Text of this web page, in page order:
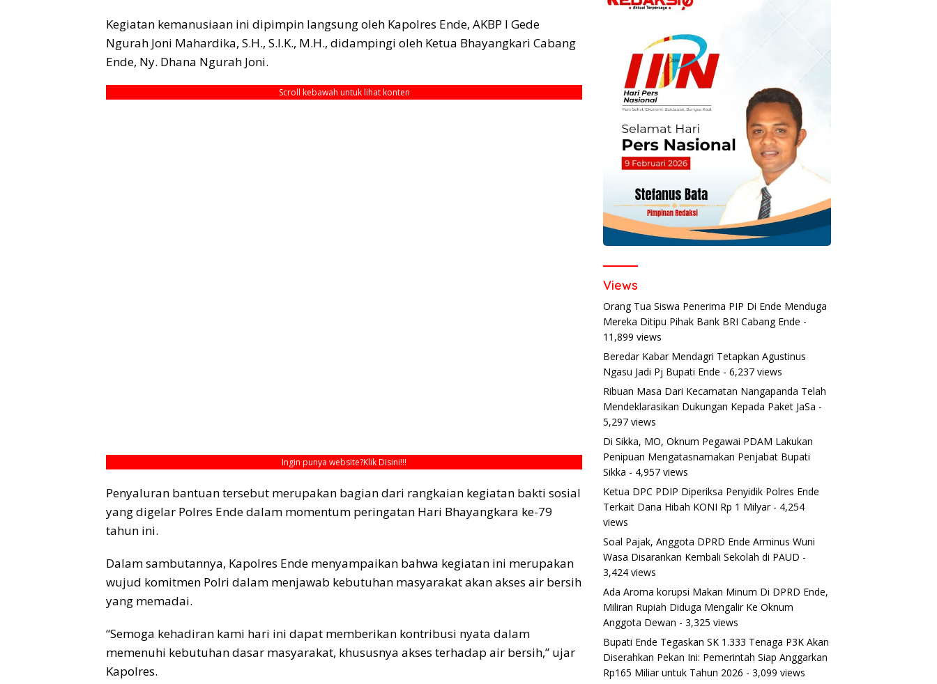
Kegiatan kemanusiaan ini dipimpin langsung oleh Kapolres Ende, AKBP I Gede
Ngurah Joni Mahardika, S.H., S.I.K., M.H., didampingi oleh Ketua Bhayangkari Cabang
Ende, Ny. Dhana Ngurah Joni.
Scroll kebawah untuk lihat konten
Ingin punya website?Klik Disini!!!
Penyaluran bantuan tersebut merupakan bagian dari rangkaian kegiatan bakti sosial
yang digelar Polres Ende dalam momentum peringatan Hari Bhayangkara ke-79
tahun ini.
Dalam sambutannya, Kapolres Ende menyampaikan bahwa kegiatan ini merupakan
wujud komitmen Polri dalam menjawab kebutuhan masyarakat akan akses air bersih
yang memadai.
“Semoga kehadiran kami hari ini dapat memberikan kontribusi nyata dalam
memenuhi kebutuhan dasar masyarakat, khususnya akses terhadap air bersih,” ujar
Kapolres.
Views
Orang Tua Siswa Penerima PIP Di Ende Menduga
Mereka Ditipu Pihak Bank BRI Cabang Ende -
11,899 views
Beredar Kabar Mendagri Tetapkan Agustinus
Ngasu Jadi Pj Bupati Ende - 6,237 views
Ribuan Masa Dari Kecamatan Nangapanda Telah
Mendeklarasikan Dukungan Kepada Paket JaSa -
5,297 views
Di Sikka, MO, Oknum Pegawai PDAM Lakukan
Penipuan Mengatasnamakan Penjabat Bupati
Sikka - 4,957 views
Ketua DPC PDIP Diperiksa Penyidik Polres Ende
Terkait Dana Hibah KONI Rp 1 Milyar- 4,254
views
Soal Pajak, Anggota DPRD Ende Arminus Wuni
Wasa Disarankan Kembali Sekolah di PAUD -
3,424 views
Ada Aroma korupsi Makan Minum Di DPRD Ende,
Miliran Rupiah Diduga Mengalir Ke Oknum
Anggota Dewan - 3,325 views
Bupati Ende Tegaskan SK 1.333 Tenaga P3K Akan
Diserahkan Pekan Ini: Pemerintah Siap Anggarkan
Rp165 Miliar untuk Tahun 2026 - 3,099 views